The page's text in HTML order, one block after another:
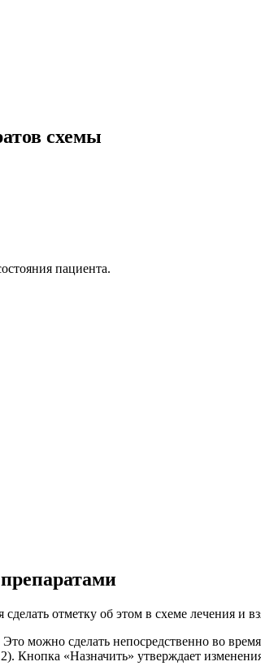
схемы
пациента.
отметку об этом в схеме лечения и
можно сделать непосредственно во
Кнопка «Назначить» утверждает